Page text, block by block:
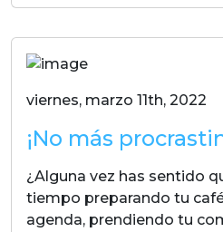
viernes, marzo 11th, 2022
¡No más
¿Alguna vez has sentido
tiempo preparando tu
agenda, prendiendo tu